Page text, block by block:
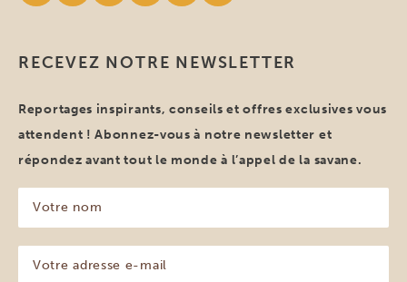
RECEVEZ NOTRE NEWSLETTER
Reportages inspirants, conseils et offres exclusives vous
attendent ! Abonnez-vous à notre newsletter et
répondez avant tout le monde à l’appel de la savane.
nom
(Nécessaire)
adresse